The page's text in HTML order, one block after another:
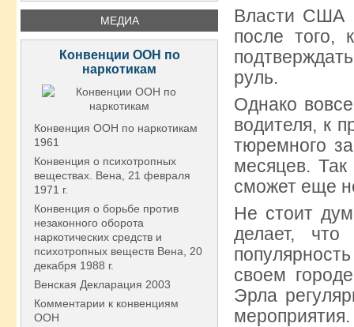
МЕДИА
Конвенции ООН по
наркотикам
Конвенция ООН по наркотикам
1961
Конвенция о психотропных
веществах. Вена, 21 февраля
1971 г.
Конвенция о борьбе против
незаконного оборота
наркотических средств и
психотропных веществ Вена, 20
декабря 1988 г.
Венская Декларация 2003
Комментарии к конвенциям
ООН
Власти США
после того,
руль.
Однако
водителя, к
тюремного
месяцев.
сможет еще
Не стоит
делает,
своем
Эрла
мероприятия.